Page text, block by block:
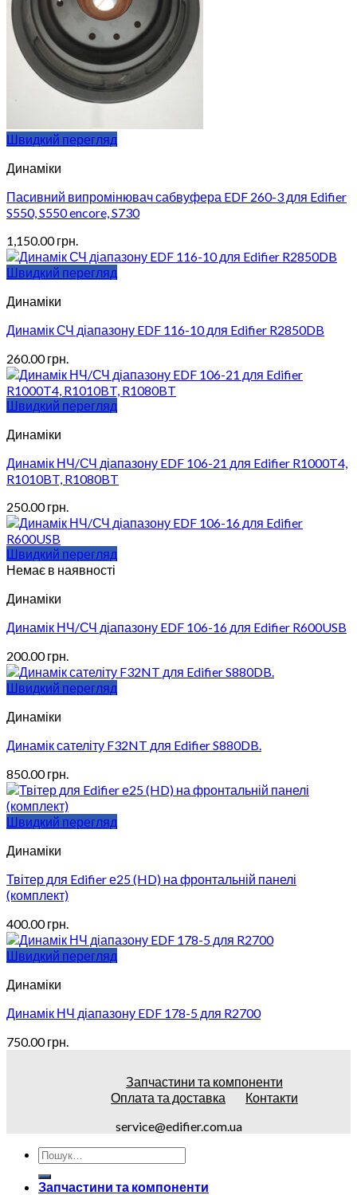
Швидкий перегляд
Динаміки
Пасивний випромінювач сабвуфера EDF 260-3 для Edifier
S550, S550 encore, S730
1,150.00грн.
Швидкий перегляд
Динаміки
Динамік СЧ діапазону EDF 116-10 для Edifier R2850DB
260.00грн.
Швидкий перегляд
Динаміки
Динамік НЧ/СЧ діапазону EDF 106-21 для Edifier R1000T4,
R1010BT, R1080BT
250.00грн.
Швидкий перегляд
Немає в наявності
Динаміки
Динамік НЧ/СЧ діапазону EDF 106-16 для Edifier R600USB
200.00грн.
Швидкий перегляд
Динаміки
Динамік сателіту F32NT для Edifier S880DB.
850.00грн.
Швидкий перегляд
Динаміки
Твітер для Edifier е25 (HD) на фронтальній панелі
(комплект)
400.00грн.
Швидкий перегляд
Динаміки
Динамік НЧ діапазону EDF 178-5 для R2700
750.00грн.
Запчастини та компоненти
Оплата та доставка
Контакти
service@edifier.com.ua
Запчастини та компоненти